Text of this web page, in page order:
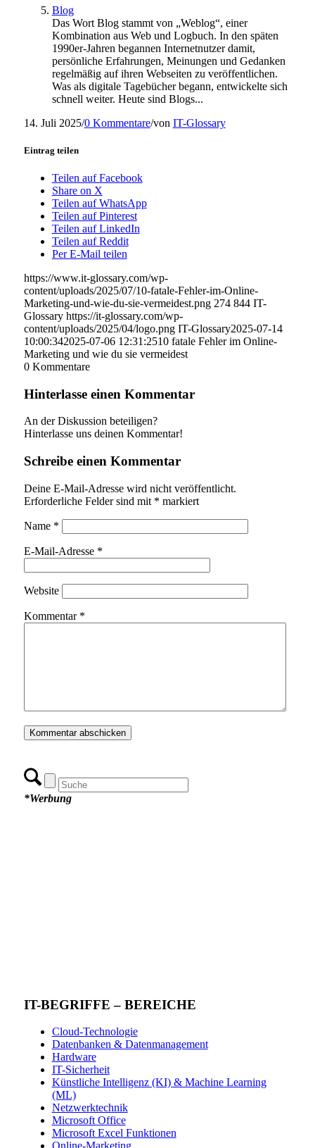
Blog
Das Wort Blog stammt von „Weblog“, einer
Kombination aus Web und Logbuch. In den späten
1990er-Jahren begannen Internetnutzer damit,
persönliche Erfahrungen, Meinungen und Gedanken
regelmäßig auf ihren Webseiten zu veröffentlichen.
Was als digitale Tagebücher begann, entwickelte sich
schnell weiter. Heute sind Blogs...
14. Juli 2025/0 Kommentare/von IT-Glossary
Eintrag teilen
Teilen auf Facebook
Share on X
Teilen auf WhatsApp
Teilen auf Pinterest
Teilen auf LinkedIn
Teilen auf Reddit
Per E-Mail teilen
https://www.it-glossary.com/wp-
content/uploads/2025/07/10-fatale-Fehler-im-Online-
Marketing-und-wie-du-sie-vermeidest.png 274 844 IT-
Glossary https://it-glossary.com/wp-
content/uploads/2025/04/logo.png IT-Glossary2025-07-14
10:00:342025-07-06 12:31:2510 fatale Fehler im Online-
Marketing und wie du sie vermeidest
0 Kommentare
Hinterlasse einen Kommentar
An der Diskussion beteiligen?
Hinterlasse uns deinen Kommentar!
Schreibe einen Kommentar
Deine E-Mail-Adresse wird nicht veröffentlicht.
Erforderliche Felder sind mit * markiert
Name *
E-Mail-Adresse *
Website
Kommentar *
*Werbung
IT-BEGRIFFE – BEREICHE
Cloud-Technologie
Datenbanken & Datenmanagement
Hardware
IT-Sicherheit
Künstliche Intelligenz (KI) & Machine Learning
(ML)
Netzwerktechnik
Microsoft Office
Microsoft Excel Funktionen